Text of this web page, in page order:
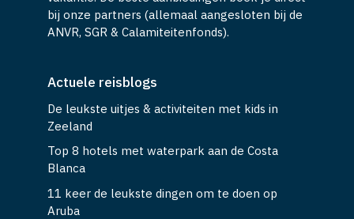
bij onze partners (allemaal aangesloten bij de
ANVR, SGR & Calamiteitenfonds).
Actuele reisblogs
De leukste uitjes & activiteiten met kids in
Zeeland
Top 8 hotels met waterpark aan de Costa
Blanca
11 keer de leukste dingen om te doen op
Aruba